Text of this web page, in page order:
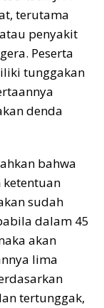
terutama
penyakit
Peserta
tunggakan
denda
bahwa
sudah
dalam 45
akan
lima
tertunggak,